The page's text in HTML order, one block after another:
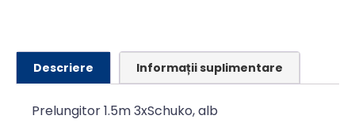
Descriere Informații suplimentare
Prelungitor 1.5m 3xSchuko, alb